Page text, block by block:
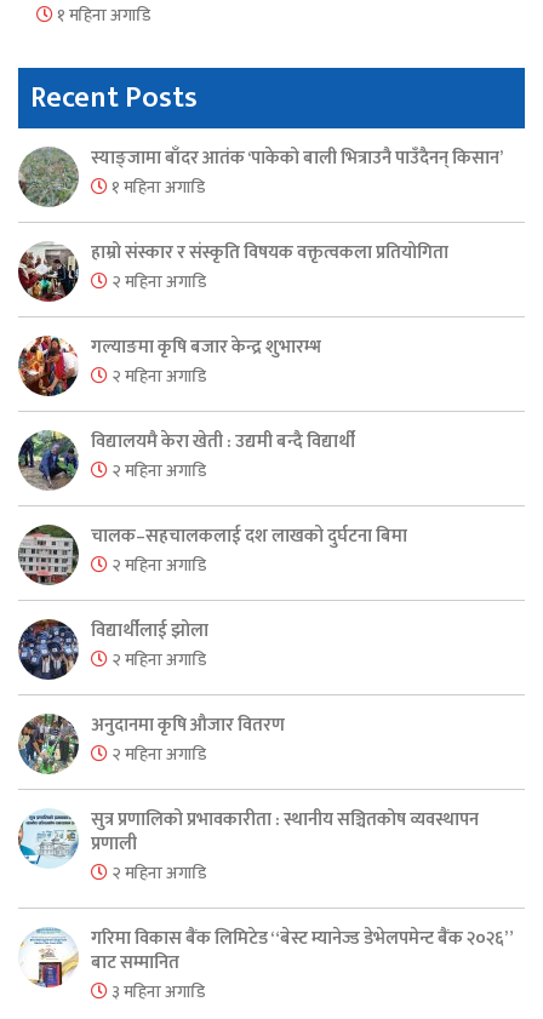
१ महिना अगाडि
Recent Posts
स्याङ्जामा बाँदर आतंक ‘पाकेको बाली भित्राउनै पाउँदैनन् किसान’
१ महिना अगाडि
हाम्रो संस्कार र संस्कृति विषयक वक्तृत्वकला प्रतियोगिता
२ महिना अगाडि
गल्याङमा कृषि बजार केन्द्र शुभारम्भ
२ महिना अगाडि
विद्यालयमै केरा खेती : उद्यमी बन्दै विद्यार्थी
२ महिना अगाडि
चालक–सहचालकलाई दश लाखको दुर्घटना बिमा
२ महिना अगाडि
विद्यार्थीलाई झोला
२ महिना अगाडि
अनुदानमा कृषि औजार वितरण
२ महिना अगाडि
सुत्र प्रणालिको प्रभावकारीता : स्थानीय सञ्चितकोष व्यवस्थापन
प्रणाली
२ महिना अगाडि
गरिमा विकास बैंक लिमिटेड “बेस्ट म्यानेज्ड डेभेलपमेन्ट बैंक २०२६”
बाट सम्मानित
३ महिना अगाडि